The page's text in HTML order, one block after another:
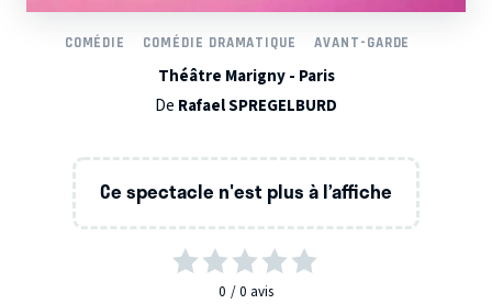
COMÉDIE COMÉDIE DRAMATIQUE AVANT-GARDE
Théâtre Marigny - Paris
De Rafael SPREGELBURD
Ce spectacle n'est plus à l’affiche
0 0 avis